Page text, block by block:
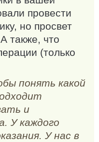
провести
но просвет
также, что
(только
понять какой
и
У каждого
У нас в